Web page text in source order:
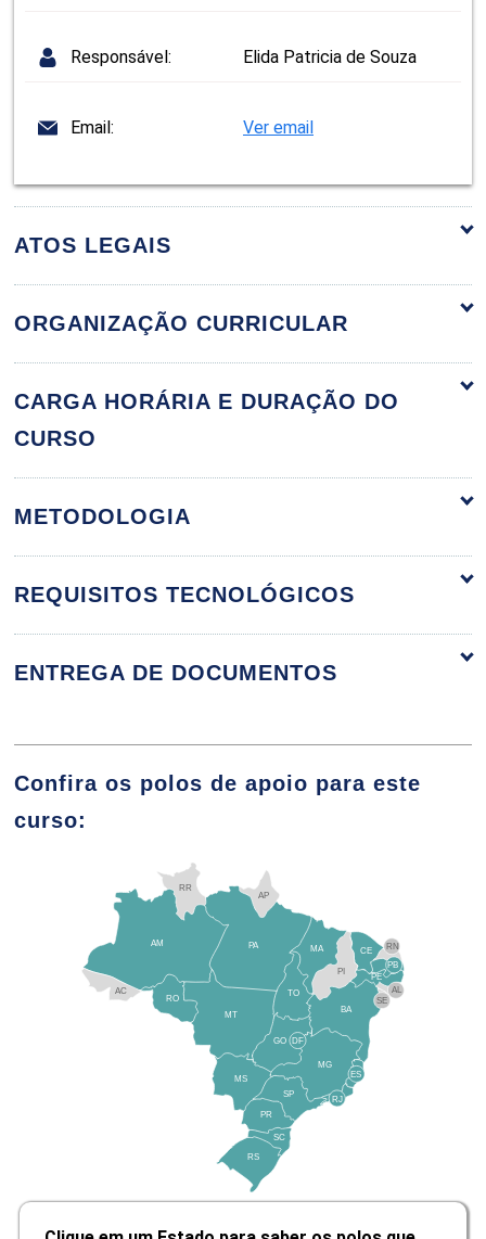
Responsável: Elida Patricia de Souza
Email: Ver email
ATOS LEGAIS
ORGANIZAÇÃO CURRICULAR
60h
Aspectos Gerais do Setting
10h
Comunicação Terapêutica
Facilitadora
10h
O Estabelecimento do Rapport
CARGA HORÁRIA E DURAÇÃO DO
CURSO
METODOLOGIA
REQUISITOS TECNOLÓGICOS
ENTREGA DE DOCUMENTOS
Confira os polos de apoio para este
curso:
TO
BA
SE
PE
AL
RN
CE
PI
MA
AP
PA
RR
AM
AC
RO
MT
MS
GO
PR
SC
RS
SP
MG
RJ
ES
DF
PB